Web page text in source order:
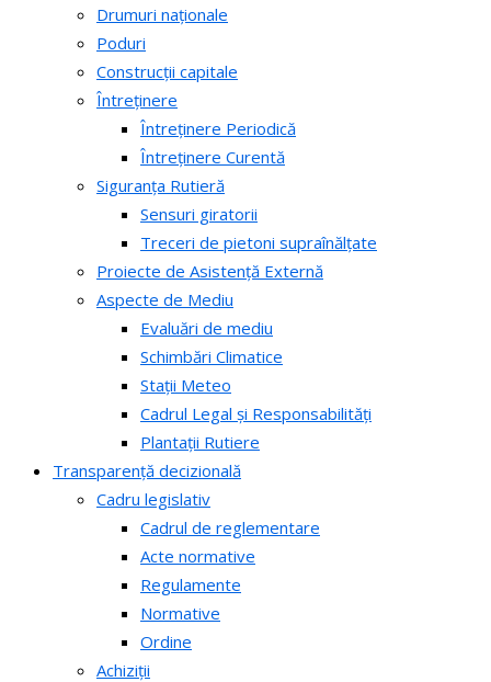
Drumuri naționale
Poduri
Construcții capitale
Întreținere
Întreținere Periodică
Întreținere Curentă
Siguranța Rutieră
Sensuri giratorii
Treceri de pietoni supraînălțate
Proiecte de Asistență Externă
Aspecte de Mediu
Evaluări de mediu
Schimbări Climatice
Stații Meteo
Cadrul Legal și Responsabilități
Plantații Rutiere
Transparență decizională
Cadru legislativ
Cadrul de reglementare
Acte normative
Regulamente
Normative
Ordine
Achiziții